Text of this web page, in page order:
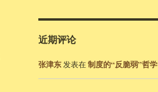
近期评论
张津东发表在制度的“反脆弱”哲学